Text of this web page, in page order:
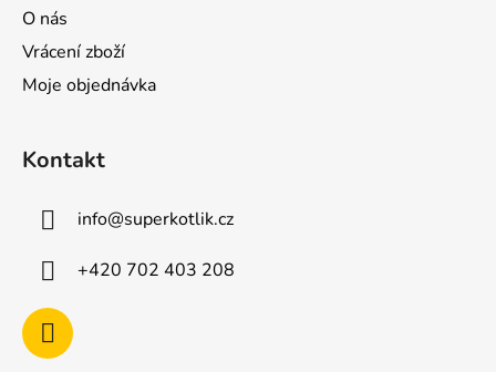
O nás
Vrácení zboží
Moje objednávka
Kontakt
info@superkotlik.cz
+420 702 403 208